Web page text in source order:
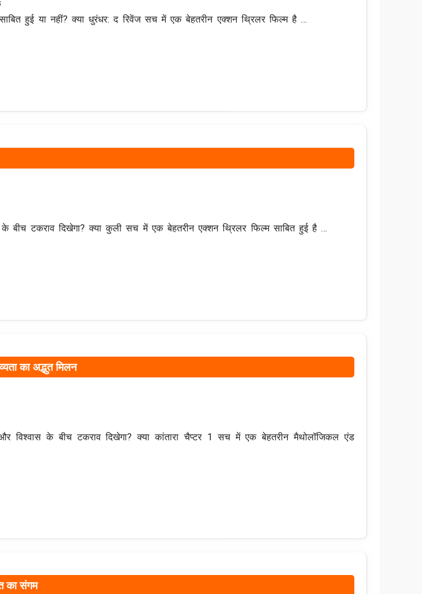
हुई या नहीं? क्या धुरंधर: द रिवेंज सच में एक बेहतरीन एक्शन थ्रिलर फिल्म है …
के बीच टकराव दिखेगा? क्या कुली सच में एक बेहतरीन एक्शन थ्रिलर फिल्म साबित हुई है …
का अद्भुत मिलन
विश्वास के बीच टकराव दिखेगा? क्या कांतारा चैप्टर 1 सच में एक बेहतरीन मैथोलॉजिकल एंड
का संगम